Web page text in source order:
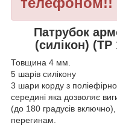
Патрубок
(силікон) (TP
Товщина 4 мм.
5 шарiв силікону
3 шари корду з
середині яка дозволяє
(до 180 градусів
перегинам.